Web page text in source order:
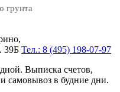
грунта
39Б Тел.: 8 (495) 198-07-97
Выписка счетов,
самовывоз в будние дни.